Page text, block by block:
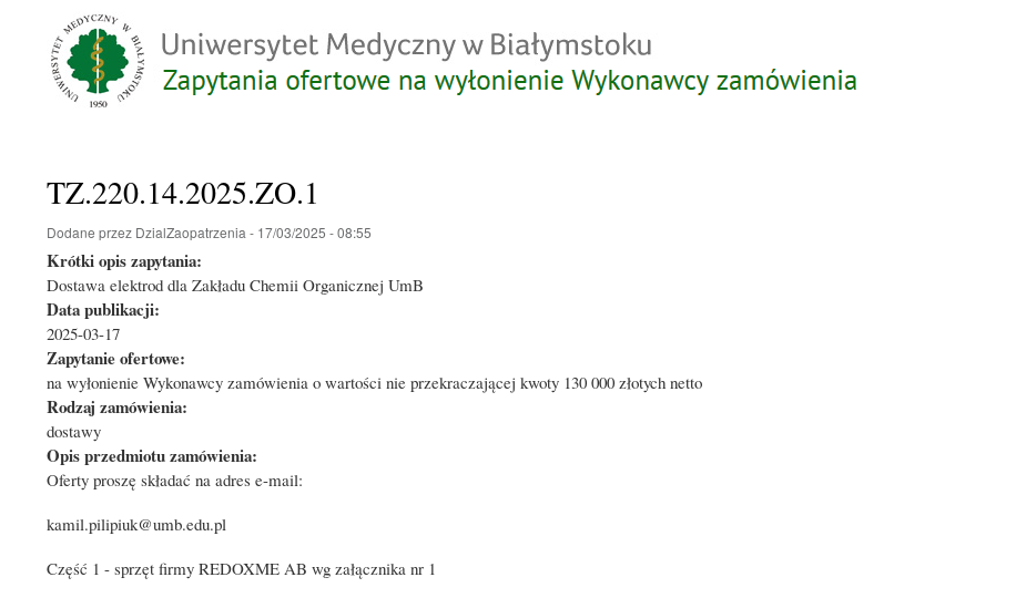
TZ.220.14.2025.ZO.1
Dodane przez DzialZaopatrzenia - 17/03/2025 - 08:55
Krótki opis zapytania:
Dostawa elektrod dla Zakładu Chemii Organicznej UmB
Data publikacji:
2025-03-17
Zapytanie ofertowe:
na wyłonienie Wykonawcy zamówienia o wartości nie przekraczającej kwoty 130 000 złotych netto
Rodzaj zamówienia:
dostawy
Opis przedmiotu zamówienia:
Oferty proszę składać na adres e-mail:
kamil.pilipiuk@umb.edu.pl
Część 1 - sprzęt firmy REDOXME AB wg załącznika nr 1